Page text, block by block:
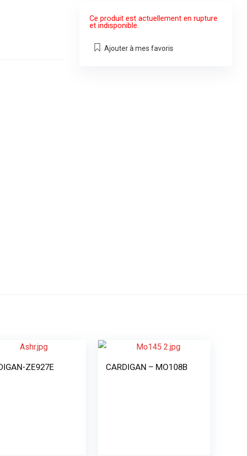
Ce produit est actuellement en rupture
et indisponible.
Ajouter à mes favoris
ZE927E CARDIGAN – MO108B